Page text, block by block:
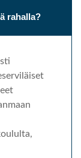
rahalla?